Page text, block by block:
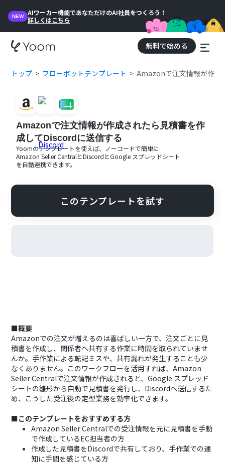
NEW
AIワーカー機能であなただけのAI社員をつくろう！
詳しくはこちら
無料で始める
トップ フローボットテンプレート Amazonで注文情報が作成
Amazonで注文情報が作成されたら見積書を作
成してDiscordに送信する
Yoomのテンプレートを使えば、ノーコードで簡単に
Amazon Seller CentralとDiscordとGoogle スプレッドシート
を自動連携できます。
このテンプレートを試す
■概要
Amazonでの注文が増えるのは喜ばしい一方で、注文ごとに見
積書を作成し、関係者へ共有する作業に時間を取られていませ
んか。手作業による転記ミスや、共有漏れが発生することも少
なくありません。このワークフローを活用すれば、Amazon
Seller Centralで注文情報が作成されると、Google スプレッド
シートの雛形から自動で見積書を発行し、Discordへ送信するた
め、こうした受注後の定型業務を効率化できます。
■このテンプレートをおすすめする方
Amazon Seller Centralでの受注情報を元に見積書を手動
で作成しているEC担当者の方
作成した見積書をDiscordで共有しており、手作業での通
知に手間を感じている方